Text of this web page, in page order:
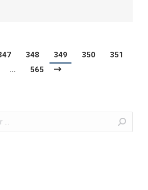
348 349 350
351
…
565